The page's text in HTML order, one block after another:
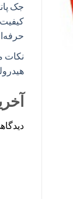
جک
کیفیت
نکات